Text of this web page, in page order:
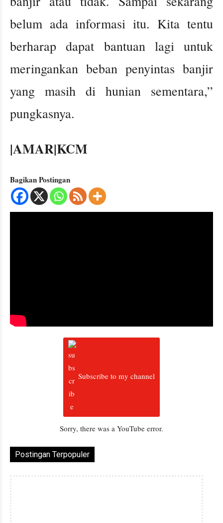
belum ada informasi itu. Kita tentu
berharap dapat bantuan lagi untuk
meringankan beban penyintas banjir
yang masih di hunian sementara,”
pungkasnya.
|AMAR|KCM
Bagikan Postingan
Subscribe to my channel
Sorry, there was a YouTube error.
Postingan Terpopuler